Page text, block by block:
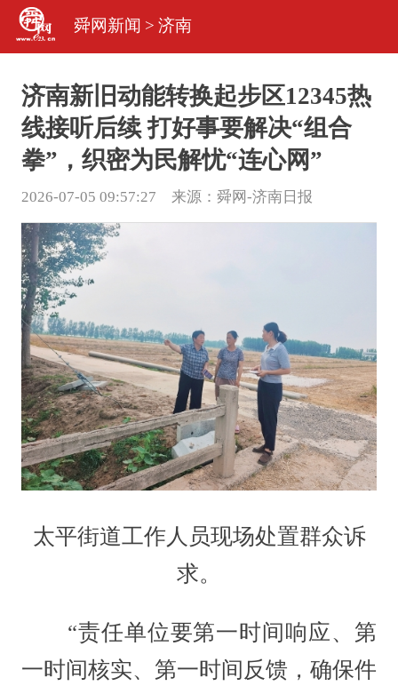
舜网新闻 > 济南
济南新旧动能转换起步区12345热
线接听后续 打好事要解决“组合
拳”，织密为民解忧“连心网”
2026-07-05 09:57:27 来源： 舜网-济南日报
太平街道工作人员现场处置群众诉
求。
“责任单位要第一时间响应、第
一时间核实、第一时间反馈，确保件